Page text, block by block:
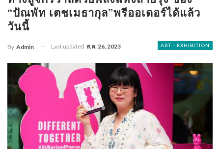
“ปัณพัท เตชเมธากุล”พรีออเดอร์ได้แล้ว
วันนี้
ART - EXHIBITION
By Admin Last updated ส.ค. 26, 2023